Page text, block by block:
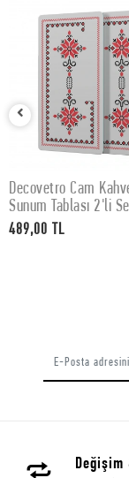
SEPETE
Decovetro Cam
Sunum Tablası 2'li
Desenli 30 x 15 cm
489,00 TL
Değişim